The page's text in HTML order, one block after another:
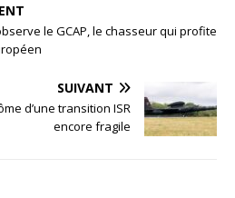
le GCAP, le chasseur qui profite
SUIVANT
d’une transition ISR
encore fragile